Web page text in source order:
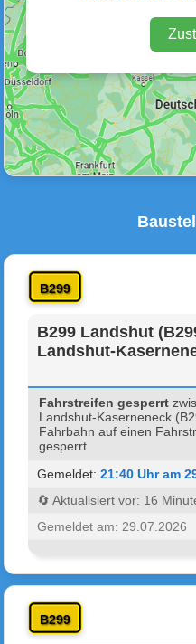
B299
B299 Landshut
Landshut-
Fahrstreifen gesperrt
Landshut-Kaserneneck
Fahrbahn auf einen
gesperrt
Gemeldet:21:40 Uhr am
🔄 Aktualisiert vor: 16
Gemeldet am: 29.07.2026
B299